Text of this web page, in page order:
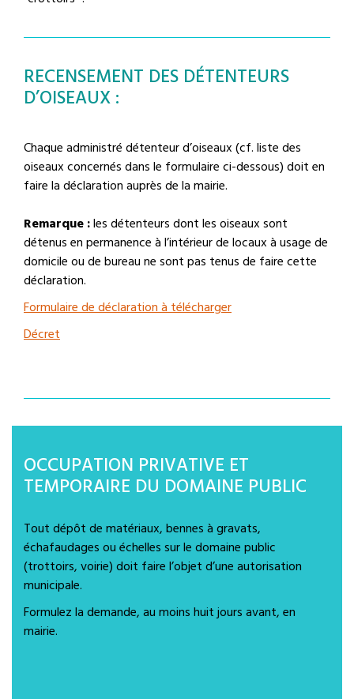
RECENSEMENT DES DÉTENTEURS
D’OISEAUX :
Chaque administré détenteur d’oiseaux (cf. liste des
oiseaux concernés dans le formulaire ci-dessous) doit en
faire la déclaration auprès de la mairie.
Remarque :les détenteurs dont les oiseaux sont
détenus en permanence à l’intérieur de locaux à usage de
domicile ou de bureau ne sont pas tenus de faire cette
déclaration.
Formulaire de déclaration à télécharger
Décret
OCCUPATION PRIVATIVE ET
TEMPORAIRE DU DOMAINE PUBLIC
Tout dépôt de matériaux, bennes à gravats,
échafaudages ou échelles sur le domaine public
(trottoirs, voirie) doit faire l’objet d’une autorisation
municipale.
Formulez la demande, au moins huit jours avant, en
mairie.